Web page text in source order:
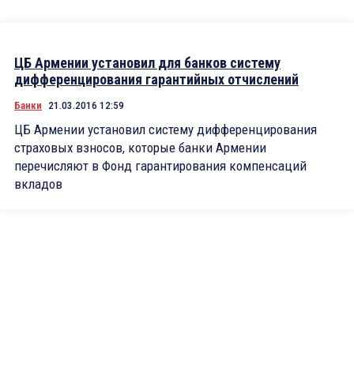
ЦБ Армении установил для банков систему
дифференцирования гарантийных отчислений
Банки 21.03.2016 12:59
ЦБ Армении установил систему дифференцирования
страховых взносов, которые банки Армении
перечисляют в Фонд гарантирования компенсаций
вкладов